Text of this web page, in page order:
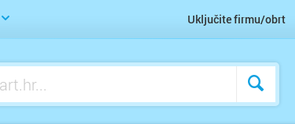
Uključite firmu/obrt